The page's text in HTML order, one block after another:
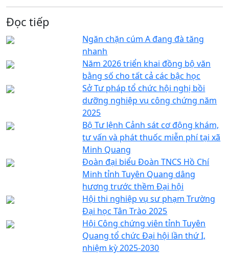
Đọc tiếp
Ngăn chặn cúm A đang đà tăng
nhanh
Năm 2026 triển khai đồng bộ văn
bằng số cho tất cả các bậc học
Sở Tư pháp tổ chức hội nghị bồi
dưỡng nghiệp vụ công chứng năm
2025
Bộ Tư lệnh Cảnh sát cơ động khám,
tư vấn và phát thuốc miễn phí tại xã
Minh Quang
Đoàn đại biểu Đoàn TNCS Hồ Chí
Minh tỉnh Tuyên Quang dâng
hương trước thềm Đại hội
Hội thi nghiệp vụ sư phạm Trường
Đại học Tân Trào 2025
Hội Công chứng viên tỉnh Tuyên
Quang tổ chức Đại hội lần thứ I,
nhiệm kỳ 2025-2030